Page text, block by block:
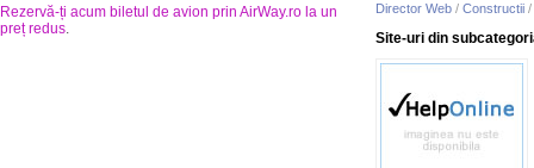
Rezervă-ți acum biletul de avion prin AirWay.ro la un
preț redus.
Director Web / Constructii /
Site-uri din